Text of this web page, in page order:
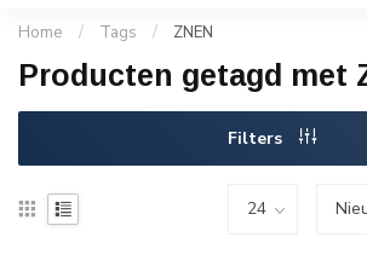
Home / Tags / ZNEN
Producten getagd met
Filters